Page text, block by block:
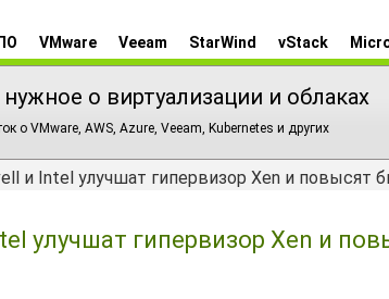
VMware Veeam StarWind vStack
о виртуализации и облаках
о VMware, AWS, Azure, Veeam, Kubernetes и других
и Intel улучшат гипервизор Xen и повысят
улучшат гипервизор Xen и